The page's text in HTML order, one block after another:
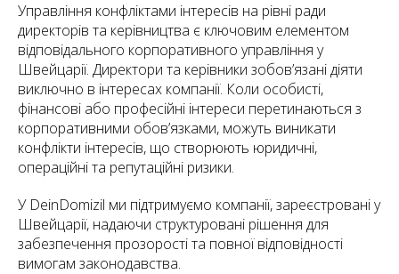
Управління конфліктами інтересів на рівні ради
директорів та керівництва є ключовим елементом
відповідального корпоративного управління у
Швейцарії. Директори та керівники зобов’язані діяти
виключно в інтересах компанії. Коли особисті,
фінансові або професійні інтереси перетинаються з
корпоративними обов’язками, можуть виникати
конфлікти інтересів, що створюють юридичні,
операційні та репутаційні ризики.
У DeinDomizil ми підтримуємо компанії, зареєстровані у
Швейцарії, надаючи структуровані рішення для
забезпечення прозорості та повної відповідності
вимогам законодавства.